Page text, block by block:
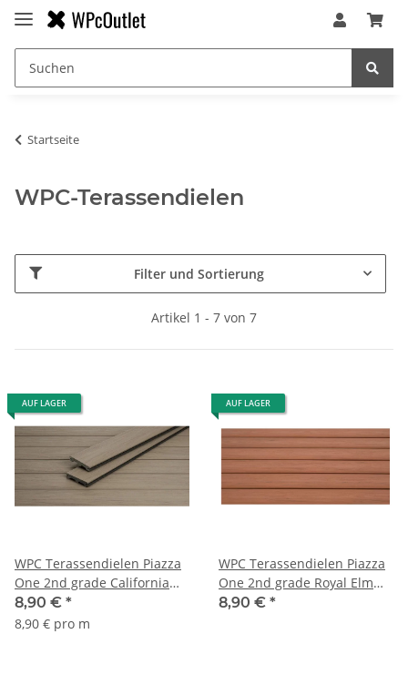
Startseite
WPC-Terassendielen
Filter und Sortierung
Artikel 1 - 7 von 7
AUF LAGER
WPC Terassendielen Piazza
One 2nd grade California
Oak 4000
8,90 € *
8,90 € pro m
AUF LAGER
WPC Terassendielen Piazza
One 2nd grade Royal Elm
4000
8,90 € *